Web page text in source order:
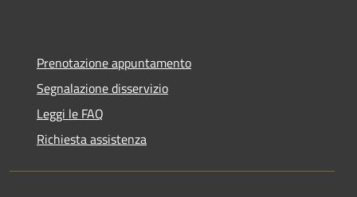
Prenotazione appuntamento
Segnalazione disservizio
Leggi le FAQ
Richiesta assistenza